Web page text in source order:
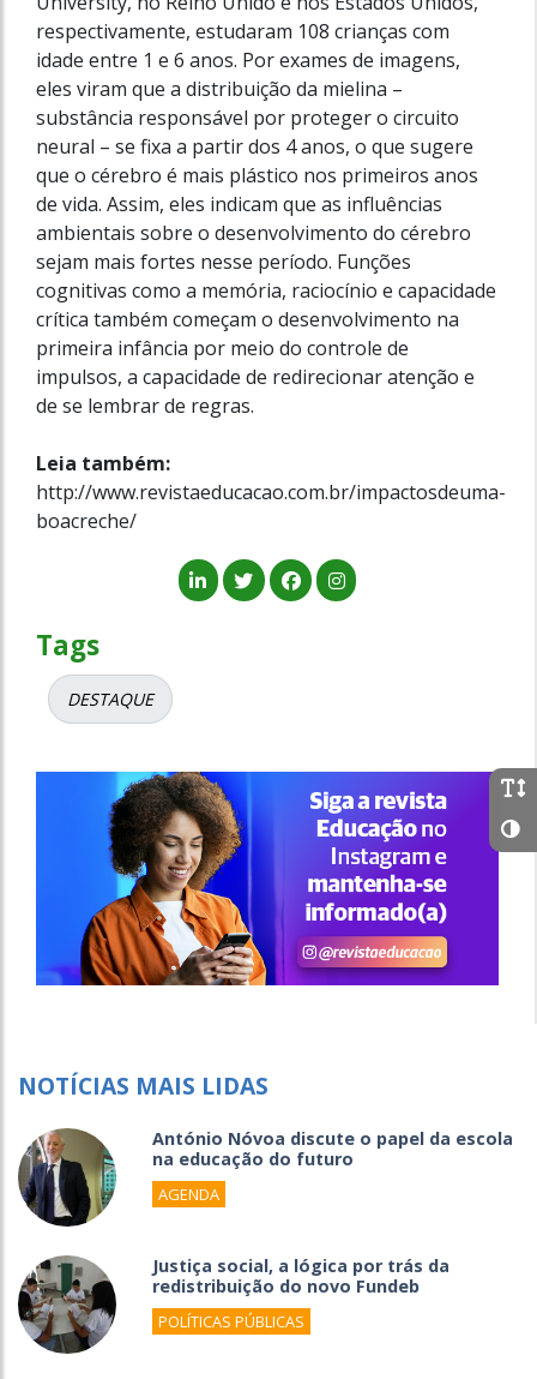
respectivamente, estudaram 108 crianças com
idade entre 1 e 6 anos. Por exames de imagens,
eles viram que a distribuição da mielina –
substância responsável por proteger o circuito
neural – se fixa a partir dos 4 anos, o que sugere
que o cérebro é mais plástico nos primeiros anos
de vida. Assim, eles indicam que as influências
ambientais sobre o desenvolvimento do cérebro
sejam mais fortes nesse perío­do. Funções
cognitivas como a memória, raciocínio e capacidade
crítica também começam o desenvolvimento na
primeira infância por meio do controle de
impulsos, a capacidade de redirecionar atenção e
de se lembrar de regras.
Leia também:
http://www.revistaeducacao.com.br/impactosdeuma-
boacreche/
Tags
DESTAQUE
NOTÍCIAS MAIS LIDAS
António Nóvoa discute o papel da escola
na educação do futuro
AGENDA
Justiça social, a lógica por trás da
redistribuição do novo Fundeb
POLÍTICAS PÚBLICAS